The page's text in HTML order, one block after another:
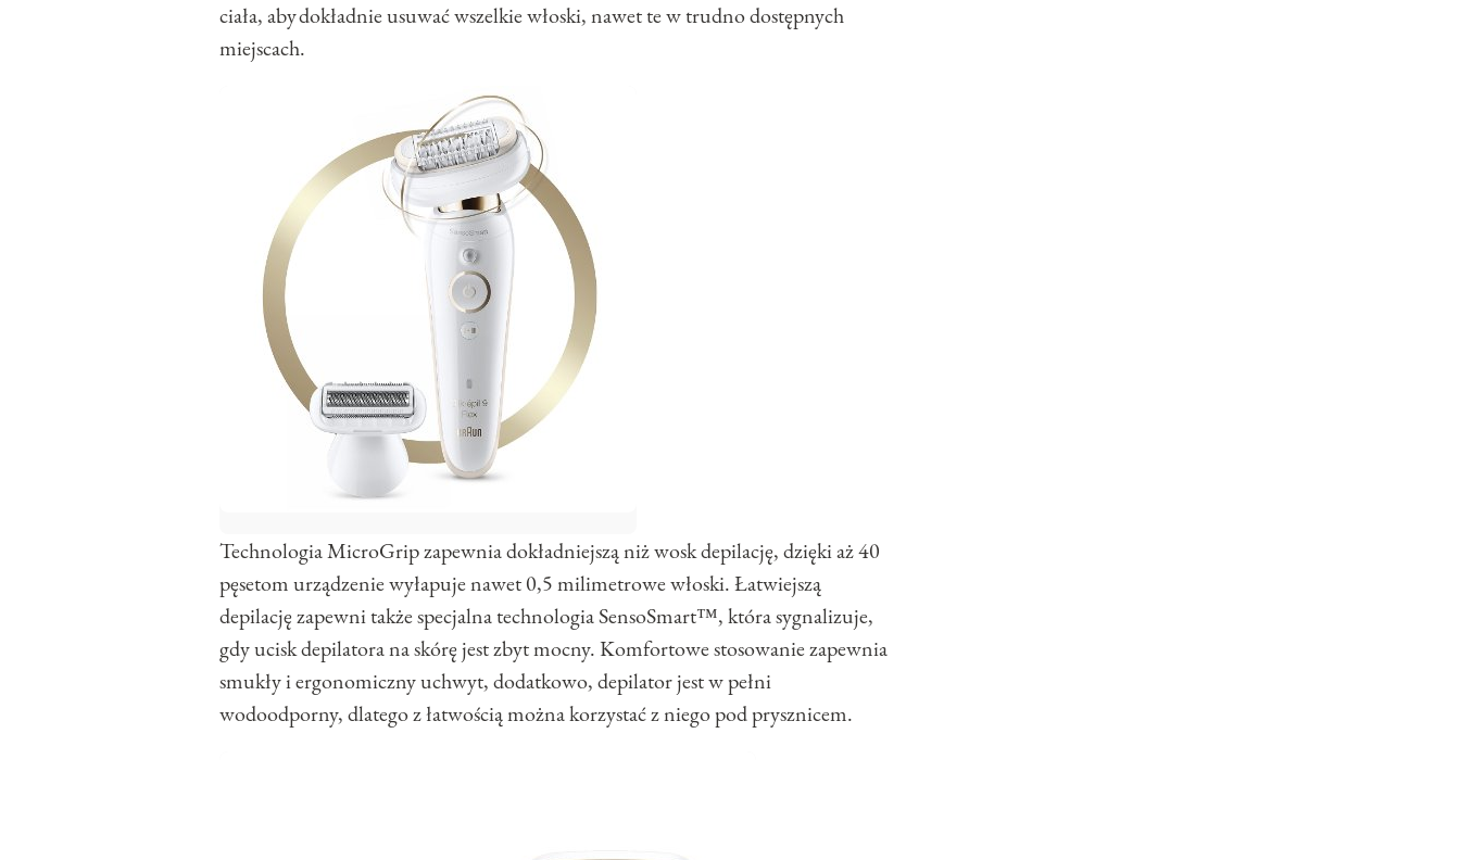
ciała, aby dokładnie usuwać wszelkie włoski, nawet te w trudno dostępnych
miejscach.
Technologia MicroGrip zapewnia dokładniejszą niż wosk depilację, dzięki aż 40
pęsetom urządzenie wyłapuje nawet 0,5 milimetrowe włoski. Łatwiejszą
depilację zapewni także specjalna technologia SensoSmart™, która sygnalizuje,
gdy ucisk depilatora na skórę jest zbyt mocny. Komfortowe stosowanie zapewnia
smukły i ergonomiczny uchwyt, dodatkowo, depilator jest w pełni
wodoodporny, dlatego z łatwością można korzystać z niego pod prysznicem.